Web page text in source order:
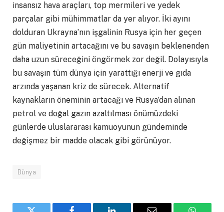
insansız hava araçları, top mermileri ve yedek
parçalar gibi mühimmatlar da yer alıyor. İki ayını
dolduran Ukrayna’nın işgalinin Rusya için her geçen
gün maliyetinin artacağını ve bu savaşın beklenenden
daha uzun süreceğini öngörmek zor değil. Dolayısıyla
bu savaşın tüm dünya için yarattığı enerji ve gıda
arzında yaşanan kriz de sürecek. Alternatif
kaynakların öneminin artacağı ve Rusya’dan alınan
petrol ve doğal gazın azaltılması önümüzdeki
günlerde uluslararası kamuoyunun gündeminde
değişmez bir madde olacak gibi görünüyor.
Dünya